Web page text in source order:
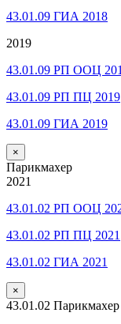
43.01.09 ГИА 2018
2019
43.01.09 РП ООЦ
43.01.09 РП ПЦ 2019
43.01.09 ГИА 2019
×
Парикмахер
2021
43.01.02 РП ООЦ
43.01.02 РП ПЦ 2021
43.01.02 ГИА 2021
×
43.01.02